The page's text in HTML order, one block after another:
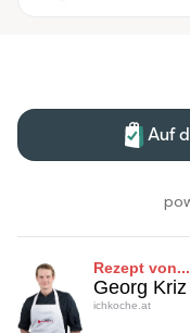
Rezept von...
Georg Kriz
ichkoche.at